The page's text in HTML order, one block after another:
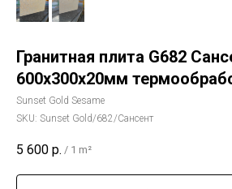
Гранитная плита G682
600х300х20мм
Sunset Gold Sesame
SKU: Sunset Gold/682/Сансент
5 600 р. / 1 m²